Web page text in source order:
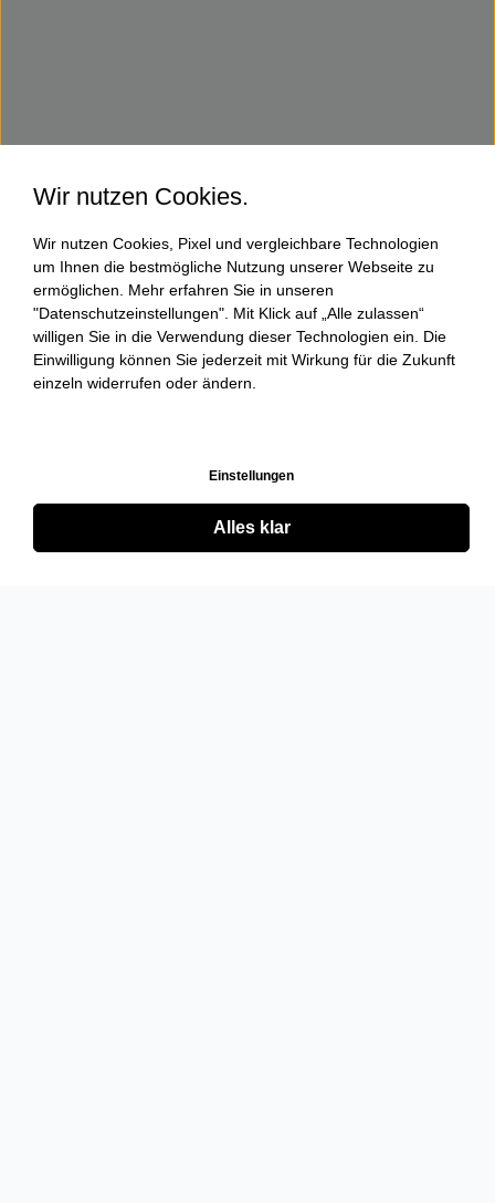
Wir nutzen Cookies.
Wir nutzen Cookies, Pixel und vergleichbare Technologien
um Ihnen die bestmögliche Nutzung unserer Webseite zu
ermöglichen. Mehr erfahren Sie in unseren
"Datenschutzeinstellungen". Mit Klick auf „Alle zulassen“
willigen Sie in die Verwendung dieser Technologien ein. Die
Einwilligung können Sie jederzeit mit Wirkung für die Zukunft
einzeln widerrufen oder ändern.
Einstellungen
Alles klar